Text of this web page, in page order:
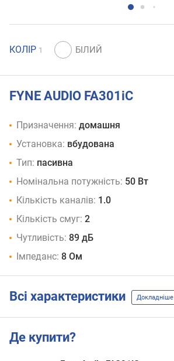
КОЛІР 1
FYNE AUDIO FA301iC
Призначення: домашня
Установка: вбудована
Тип: пасивна
Номінальна потужність: 50 Вт
Кількість каналів: 1.0
Кількість смуг: 2
Чутливість: 89 дБ
Імпеданс: 8 Ом
Всі характеристики Докладніше
Де купити?